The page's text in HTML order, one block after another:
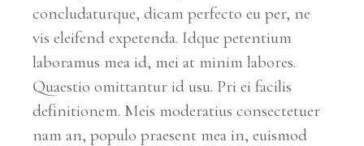
concludaturque, dicam perfecto eu per, ne
vis eleifend expetenda. Idque petentium
laboramus mea id, mei at minim labores.
Quaestio omittantur id usu. Pri ei facilis
definitionem. Meis moderatius consectetuer
nam an, populo praesent mea in, euismod